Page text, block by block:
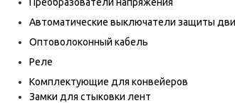
Автоматические выключатели защиты
Оптоволоконный кабель
Реле
Комплектующие для конвейеров
Замки для стыковки лент